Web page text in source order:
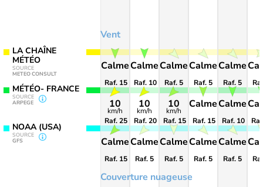
LA CHAÎNE
MÉTÉO
SOURCE
METEO CONSULT
MÉTÉO- FRANCE
SOURCE
ARPEGE
NOAA (USA)
SOURCE
GFS
Vent
Couverture nuageuse
Calme
Raf. 15
10
km/h
Raf. 25
Calme
Raf. 15
Calme
Raf. 10
10
km/h
Raf. 20
Calme
Raf. 5
Calme
Raf. 5
10
km/h
Raf. 15
Calme
Raf. 5
Calme
Raf. 5
Calme
Raf. 15
Calme
Raf. 5
Calme
Raf. 5
Calme
Raf. 10
Calme
Raf. 5